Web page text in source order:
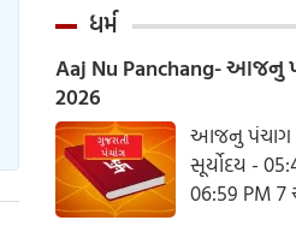
ધર્મ
Aaj Nu Panchang- આજનુ પંચાગ
2026
આજનુ પંચાગ - 7 ઓગસ્ટ
સૂર્યોદય - 05:49 AM
06:59 PM